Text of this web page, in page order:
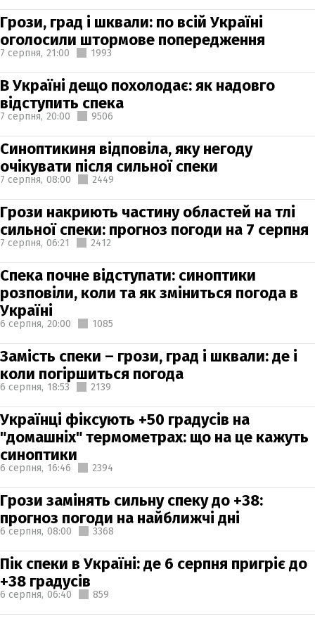
Грози, град і шквали: по всій Україні
оголосили штормове попередження
7 серпня, 21:00 1993
В Україні дещо похолодає: як надовго
відступить спека
7 серпня, 20:00 9506
Синоптикиня відповіла, яку негоду
очікувати після сильної спеки
7 серпня, 08:00 2449
Грози накриють частину областей на тлі
сильної спеки: прогноз погоди на 7 серпня
7 серпня, 06:21 2412
Спека почне відступати: синоптики
розповіли, коли та як зміниться погода в
Україні
6 серпня, 20:00 1085
Замість спеки – грози, град і шквали: де і
коли погіршиться погода
6 серпня, 18:53 2139
Українці фіксують +50 градусів на
"домашніх" термометрах: що на це кажуть
синоптики
6 серпня, 16:46 2394
Грози замінять сильну спеку до +38:
прогноз погоди на найближчі дні
6 серпня, 08:00 3368
Пік спеки в Україні: де 6 серпня пригріє до
+38 градусів
6 серпня, 06:40 859